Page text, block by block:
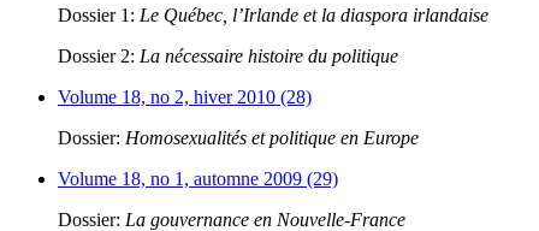
Dossier 1: Le Québec, l’Irlande et la diaspora irlandaise
Dossier 2: La nécessaire histoire du politique
Volume 18, no 2, hiver 2010 (28)
Dossier: Homosexualités et politique en Europe
Volume 18, no 1, automne 2009 (29)
Dossier: La gouvernance en Nouvelle-France